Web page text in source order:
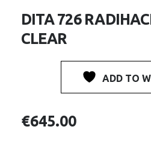
DITA 726
CLEAR
ADD TO
€645.00